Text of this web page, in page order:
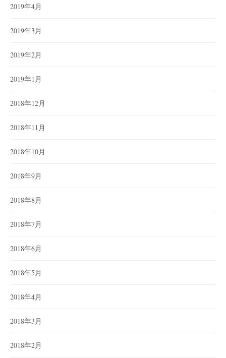
2019年4月
2019年3月
2019年2月
2019年1月
2018年12月
2018年11月
2018年10月
2018年9月
2018年8月
2018年7月
2018年6月
2018年5月
2018年4月
2018年3月
2018年2月